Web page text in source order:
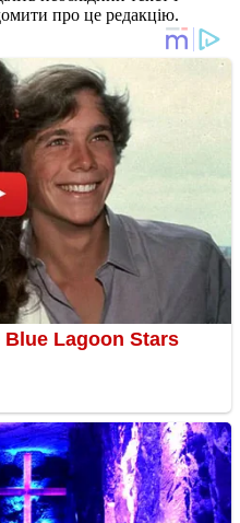
про це редакцію.